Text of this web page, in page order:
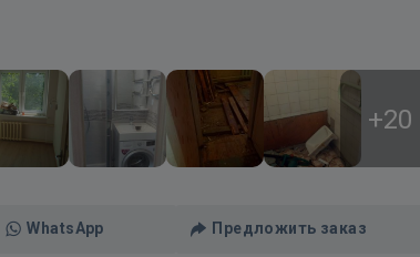
+20
WhatsApp Предложить заказ